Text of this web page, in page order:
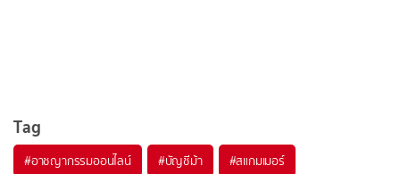
Tag
#อาชญากรรมออนไลน์ #บัญชีม้า #สแกมเมอร์